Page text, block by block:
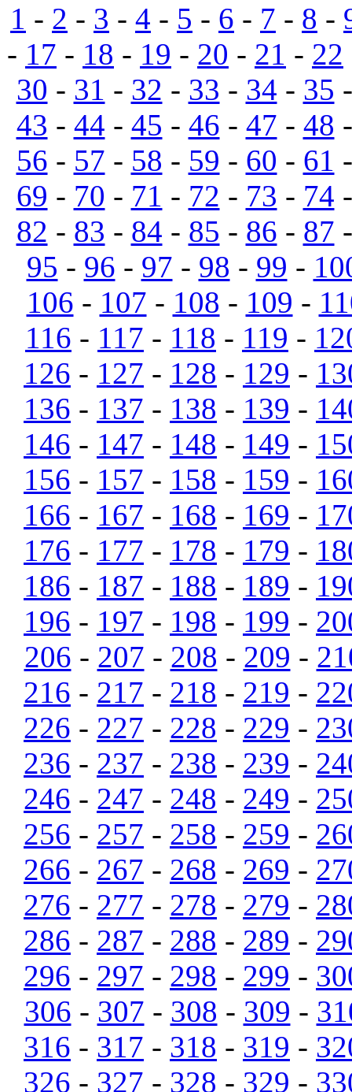
1 - 2 - 3 - 4 - 5 - 6 - 7 - 8 -
- 17 - 18 - 19 - 20 - 21 - 22
30 - 31 - 32 - 33 - 34 - 35
43 - 44 - 45 - 46 - 47 - 48
56 - 57 - 58 - 59 - 60 - 61
69 - 70 - 71 - 72 - 73 - 74
82 - 83 - 84 - 85 - 86 - 87
95 - 96 - 97 - 98 - 99 -
106 - 107 - 108 - 109 -
116 - 117 - 118 - 119 -
126 - 127 - 128 - 129 -
136 - 137 - 138 - 139 -
146 - 147 - 148 - 149 -
156 - 157 - 158 - 159 -
166 - 167 - 168 - 169 -
176 - 177 - 178 - 179 -
186 - 187 - 188 - 189 -
196 - 197 - 198 - 199 -
206 - 207 - 208 - 209 -
216 - 217 - 218 - 219 -
226 - 227 - 228 - 229 -
236 - 237 - 238 - 239 -
246 - 247 - 248 - 249 -
256 - 257 - 258 - 259 -
266 - 267 - 268 - 269 -
276 - 277 - 278 - 279 -
286 - 287 - 288 - 289 -
296 - 297 - 298 - 299 -
306 - 307 - 308 - 309 -
316 - 317 - 318 - 319 -
326 - 327 - 328 - 329 -